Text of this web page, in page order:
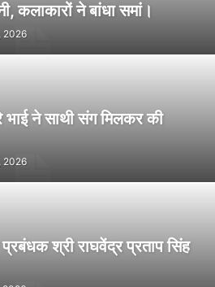
कलाकारों ने बांधा समां।
2026
भाई ने साथी संग मिलकर की
2026
श्री राघवेंद्र प्रताप सिंह